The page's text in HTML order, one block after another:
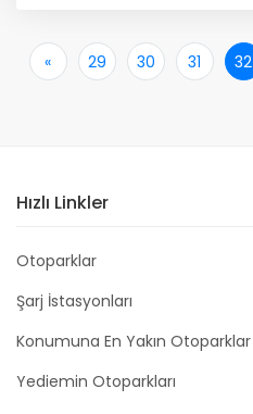
« 29 30 31 32
Hızlı Linkler
Otoparklar
Şarj İstasyonları
Konumuna En Yakın Otoparklar
Yediemin Otoparkları